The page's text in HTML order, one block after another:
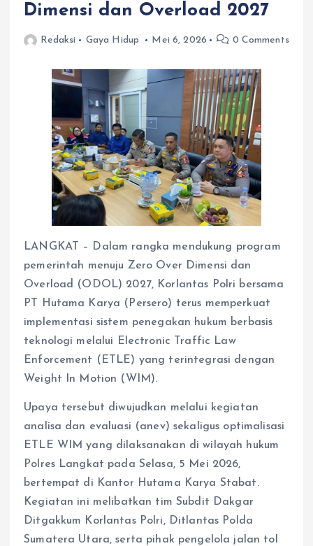
Dimensi dan Overload 2027
Redaksi Gaya Hidup Mei 6, 2026 0 Comments
LANGKAT – Dalam rangka mendukung program
pemerintah menuju Zero Over Dimensi dan
Overload (ODOL) 2027, Korlantas Polri bersama
PT Hutama Karya (Persero) terus memperkuat
implementasi sistem penegakan hukum berbasis
teknologi melalui Electronic Traffic Law
Enforcement (ETLE) yang terintegrasi dengan
Weight In Motion (WIM).
Upaya tersebut diwujudkan melalui kegiatan
analisa dan evaluasi (anev) sekaligus optimalisasi
ETLE WIM yang dilaksanakan di wilayah hukum
Polres Langkat pada Selasa, 5 Mei 2026,
bertempat di Kantor Hutama Karya Stabat.
Kegiatan ini melibatkan tim Subdit Dakgar
Ditgakkum Korlantas Polri, Ditlantas Polda
Sumatera Utara, serta pihak pengelola jalan tol